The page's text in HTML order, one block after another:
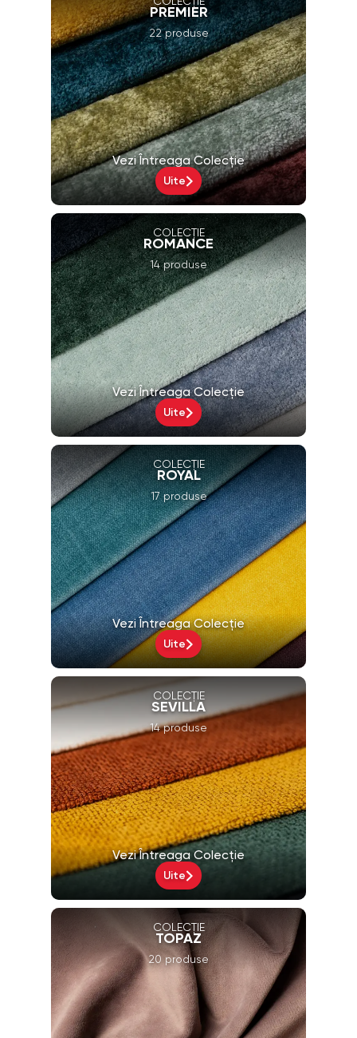
PREMIER
22 produse
Vezi Întreaga Colecție
Uite
COLECȚIE
ROMANCE
14 produse
Vezi Întreaga Colecție
Uite
COLECȚIE
ROYAL
17 produse
Vezi Întreaga Colecție
Uite
COLECȚIE
SEVILLA
14 produse
Vezi Întreaga Colecție
Uite
COLECȚIE
TOPAZ
20 produse